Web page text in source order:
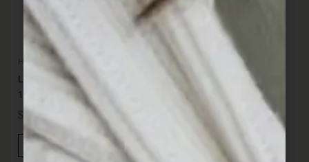
Lampara Rosa Piedra YFS-
15211 61 cms
$ 1.465,00 IVA INC
Añadir Al Carrito
Almacenaje
Sistema To Go Caja
149,00